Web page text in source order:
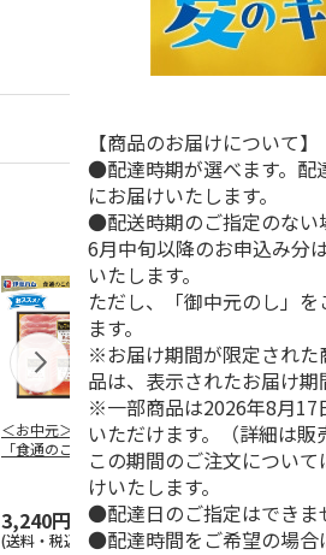
＜お中元＞伊藤ハム
「食通のこだわり」
バラエティセット
3,240円
(送料・税込)
＜お中元＞伊藤ハ
ム ハム・ロースト
ビーフバラエティ詰
合せ（…
3,680円
(送料・税込) (
【商品のお届けについて】
●配達時期が選べます。配
にお届けいたします。
●配送時期のご指定のない
6月中旬以降のお申込み分
いたします。
ただし、「御中元のし」
ます。
※お届け期間が限定された
品は、表示されたお届け期
※一部商品は2026年8月17
いただけます。（詳細は販
この期間のご注文につい
けいたします。
●配達日のご指定はできま
●配達時間をご希望の場合